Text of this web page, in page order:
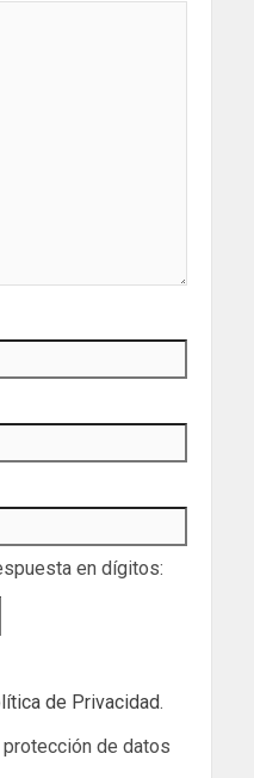
en dígitos:
de Privacidad.
de datos